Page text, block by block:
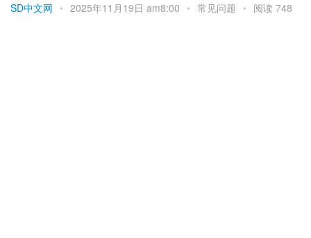
SD中文网 • 2025年11月19日 am8:00 • 常见问题 • 阅读 748